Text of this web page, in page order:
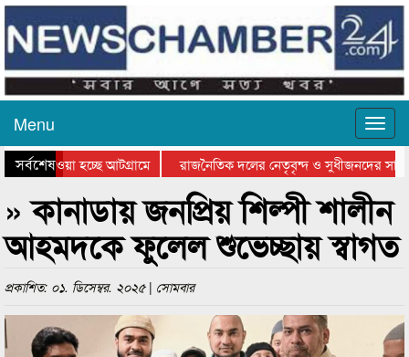
Menu
সর্বশেষ
যাওয়া হচ্ছে আটগ্রামে
রাজনৈতিক দলের নেতৃবৃন্দ ও সুধীজনদের সাথে
সিলেটে বাংলাদেশ গ্রুপ থিয়েটার
» কানাডায় জনপ্রিয় শিল্পী শালীন
আহমদকে ফুলেল শুভেচ্ছায় স্বাগত
প্রকাশিত: ০১. ডিসেম্বর. ২০২৫ | সোমবার